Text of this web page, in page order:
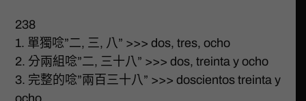
238
1. 單獨唸”二, 三, 八” >>> dos, tres, ocho
2. 分兩組唸”二, 三十八” >>> dos, treinta y ocho
3. 完整的唸”兩百三十八” >>> doscientos treinta y
ocho